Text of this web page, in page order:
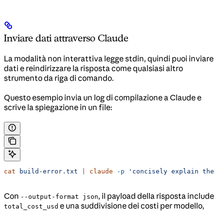
Inviare dati attraverso Claude
La modalità non interattiva legge stdin, quindi puoi inviare
dati e reindirizzare la risposta come qualsiasi altro
strumento da riga di comando.
Questo esempio invia un log di compilazione a Claude e
scrive la spiegazione in un file:
cat build-error.txt claude -p 'concisely explain
Con --output-format json, il payload della risposta include
total_cost_usd e una suddivisione dei costi per modello,